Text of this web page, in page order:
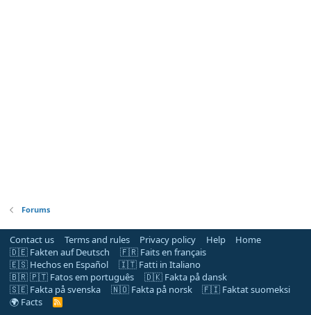
Forums
Contact us Terms and rules Privacy policy Help
Home
🇩🇪 Fakten auf Deutsch
🇫🇷 Faits en français
🇪🇸 Hechos en Español
🇮🇹 Fatti in Italiano
🇧🇷 🇵🇹 Fatos em português
🇩🇰 Fakta på dansk
🇸🇪 Fakta på svenska
🇳🇴 Fakta på norsk
🇫🇮 Faktat suomeksi
🌍 Facts
R